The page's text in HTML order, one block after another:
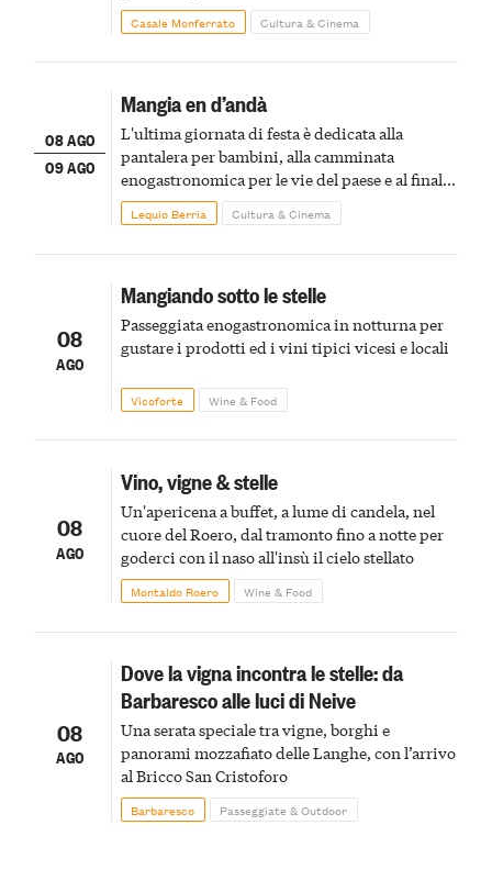
Casale Monferrato Cultura & Cinema
08 AGO
09 AGO
Mangia en d’andà
L'ultima giornata di festa è dedicata alla
pantalera per bambini, alla camminata
enogastronomica per le vie del paese e al finale
pirotecnico
Lequio Berria Cultura & Cinema
08
AGO
Mangiando sotto le stelle
Passeggiata enogastronomica in notturna per
gustare i prodotti ed i vini tipici vicesi e locali
Vicoforte Wine & Food
08
AGO
Vino, vigne & stelle
Un'apericena a buffet, a lume di candela, nel
cuore del Roero, dal tramonto fino a notte per
goderci con il naso all'insù il cielo stellato
Montaldo Roero Wine & Food
08
AGO
Dove la vigna incontra le stelle: da
Barbaresco alle luci di Neive
Una serata speciale tra vigne, borghi e
panorami mozzafiato delle Langhe, con l’arrivo
al Bricco San Cristoforo
Barbaresco Passeggiate & Outdoor